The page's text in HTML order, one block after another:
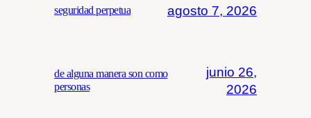
seguridad perpetua agosto 7, 2026
de alguna manera son como
personas
junio 26,
2026